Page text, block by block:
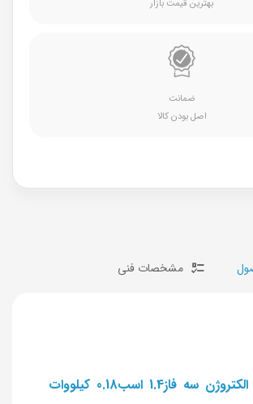
بهترین قیمت بازار
ضمانت
اصل بودن کالا
مشخصات فنی
الکتروموتور الکتروژن سه فاز1.4 اسب0.18 کیلووات